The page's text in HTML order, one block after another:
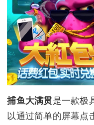
捕鱼大满贯是一款极
以通过简单的屏幕点